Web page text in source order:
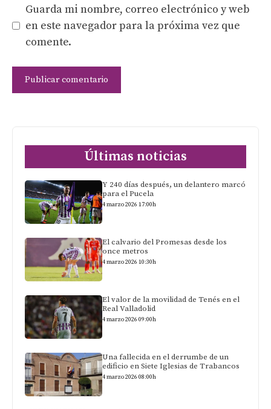
Guarda mi nombre, correo electrónico y web
en este navegador para la próxima vez que
comente.
Últimas noticias
Y 240 días después, un delantero marcó
para el Pucela
4 marzo 2026 17:00h
El calvario del Promesas desde los
once metros
4 marzo 2026 10:30h
El valor de la movilidad de Tenés en el
Real Valladolid
4 marzo 2026 09:00h
Una fallecida en el derrumbe de un
edificio en Siete Iglesias de Trabancos
4 marzo 2026 08:00h